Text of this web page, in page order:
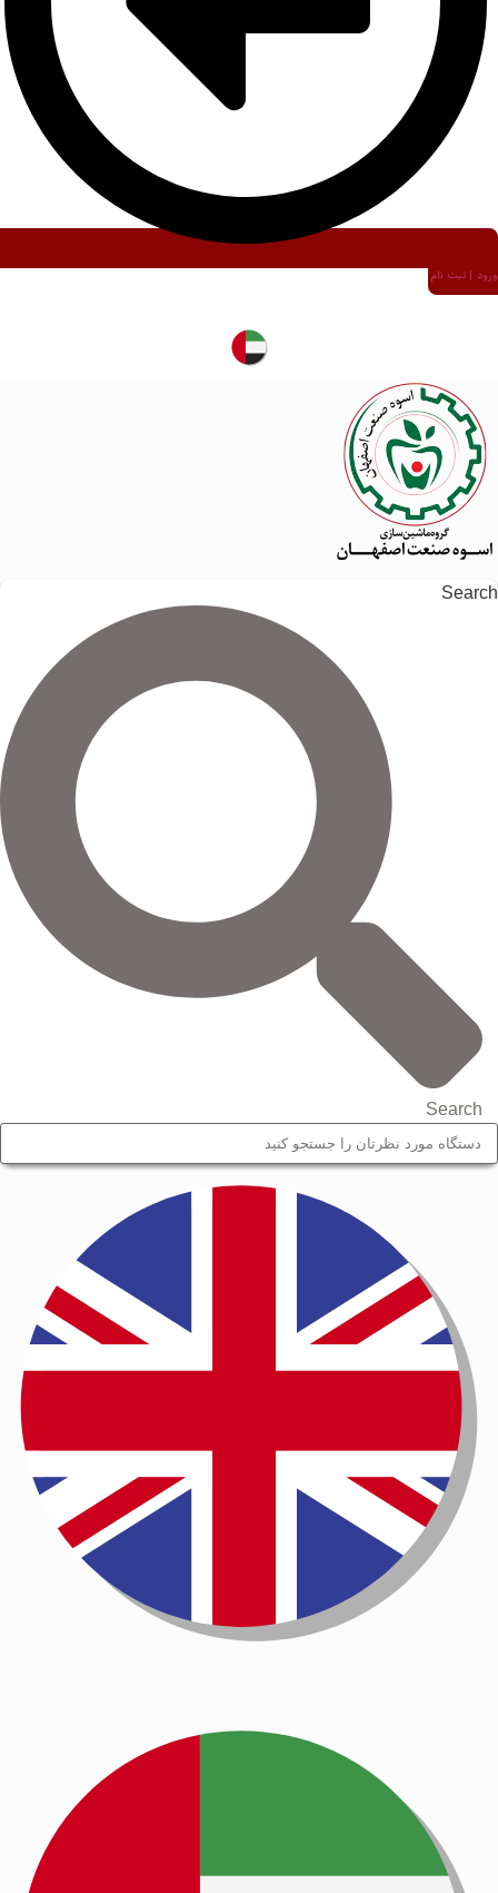
ورود | ثبت نام
Search
Search